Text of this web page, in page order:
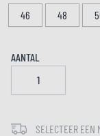
46
48
AANTAL
SELECTEER EEN